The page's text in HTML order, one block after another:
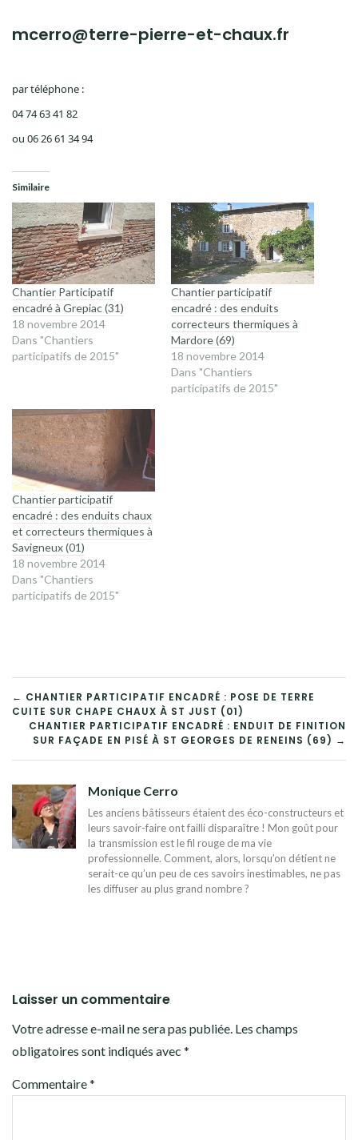
mcerro@terre-pierre-et-chaux.fr
par téléphone :
04 74 63 41 82
ou 06 26 61 34 94
Similaire
Chantier Participatif
encadré à Grepiac (31)
18 novembre 2014
Dans "Chantiers
participatifs de 2015"
Chantier participatif
encadré : des enduits
correcteurs thermiques à
Mardore (69)
18 novembre 2014
Dans "Chantiers
participatifs de 2015"
Chantier participatif
encadré : des enduits chaux
et correcteurs thermiques à
Savigneux (01)
18 novembre 2014
Dans "Chantiers
participatifs de 2015"
NAVIGATION
DE
L’ARTICLE
← CHANTIER PARTICIPATIF ENCADRÉ : POSE DE TERRE
CUITE SUR CHAPE CHAUX À ST JUST (01)
CHANTIER PARTICIPATIF ENCADRÉ : ENDUIT DE FINITION
SUR FAÇADE EN PISÉ À ST GEORGES DE RENEINS (69) →
Monique Cerro
Les anciens bâtisseurs étaient des éco-constructeurs et
leurs savoir-faire ont failli disparaître ! Mon goût pour
la transmission est le fil rouge de ma vie
professionnelle. Comment, alors, lorsqu’on détient ne
serait-ce qu’un peu de ces savoirs inestimables, ne pas
les diffuser au plus grand nombre ?
Laisser un commentaire
Votre adresse e-mail ne sera pas publiée. Les champs
obligatoires sont indiqués avec *
Commentaire*